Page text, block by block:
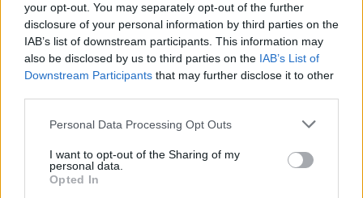
your opt-out. You may separately opt-out of the further
disclosure of your personal information by third parties on the
IAB’s list of downstream participants. This information may
also be disclosed by us to third parties on the IAB’s List of
Downstream Participants that may further disclose it to other
Please note that this website/app uses one or more Google
not limited to your visit or usage behaviour. You may click to
grant or deny consent to Google and its third-party tags to
use your data for below specified purposes in below Google
Personal Data Processing Opt Outs
I want to opt-out of the Sharing of my
personal data.
Opted In
a legvidámabb redpill kontentcímű monodrámája, amelyet
október 1-én mutat be a Tér12 Kulturális Egyesület. A darab
egy internettel szennyezett világot próbál sok nevetéssel
és közös játékkal érthetőbb, élhetőbb helyé tenni.
Kele Fodor ÁkosA Kóróhegedűcímű mesejátékát
felnőtteknek és gyerekeknek is ajánlják. Mint írják, a szerző
ezernél is több néphiedelmi motívumot és néprajzi adatot